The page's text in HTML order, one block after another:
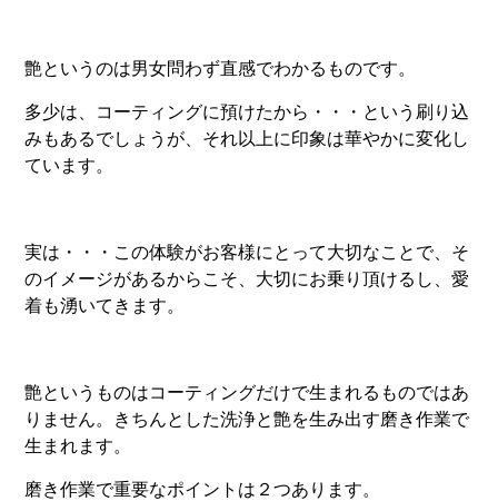
艶というのは男女問わず直感でわかるものです。
多少は、コーティングに預けたから・・・という刷り込
みもあるでしょうが、それ以上に印象は華やかに変化し
ています。
実は・・・この体験がお客様にとって大切なことで、そ
のイメージがあるからこそ、大切にお乗り頂けるし、愛
着も湧いてきます。
艶というものはコーティングだけで生まれるものではあ
りません。きちんとした洗浄と艶を生み出す磨き作業で
生まれます。
磨き作業で重要なポイントは２つあります。